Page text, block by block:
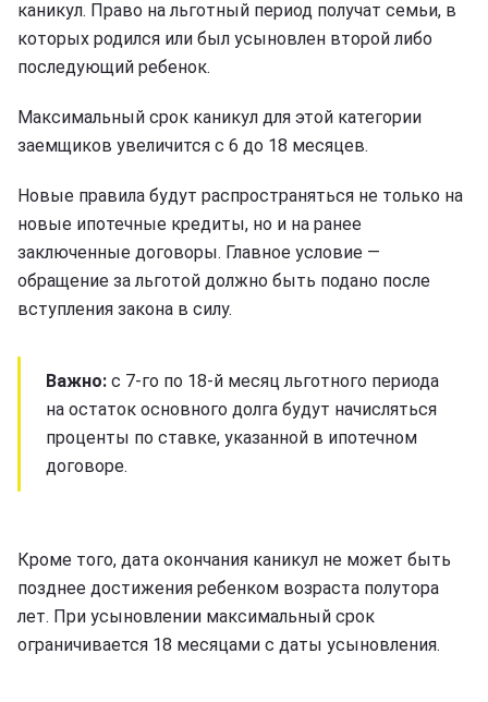
каникул. Право на льготный период получат семьи, в
которых родился или был усыновлен второй либо
последующий ребенок.
Максимальный срок каникул для этой категории
заемщиков увеличится с 6 до 18 месяцев.
Новые правила будут распространяться не только на
новые ипотечные кредиты, но и на ранее
заключенные договоры. Главное условие —
обращение за льготой должно быть подано после
вступления закона в силу.
Важно: с 7-го по 18-й месяц льготного периода
на остаток основного долга будут начисляться
проценты по ставке, указанной в ипотечном
договоре.
Кроме того, дата окончания каникул не может быть
позднее достижения ребенком возраста полутора
лет. При усыновлении максимальный срок
ограничивается 18 месяцами с даты усыновления.